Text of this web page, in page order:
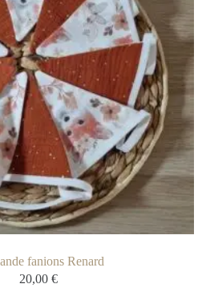
fanions Renard
20,00 €